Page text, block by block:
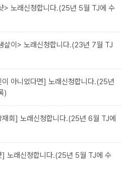
> 노래신청합니다.(25년 5월 TJ에 수
살이> 노래신청합니다.(23년 7월 TJ
이 아니었다면] 노래신청합니다.(25년
)
재회] 노래신청합니다.(25년 6월 TJ에
] 노래신청합니다.(25년 5월 TJ에 수